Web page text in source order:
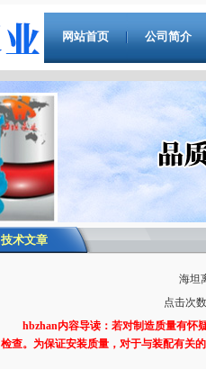
网站首页 公司简介
技术文章
海坦
点击次
hbzhan内容导读：若对制造质量有怀
检查。为保证安装质量，对于与装配有关